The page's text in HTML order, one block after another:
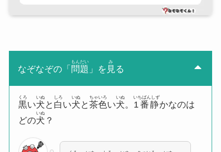
なぞなぞの「 問題
もんだい
」を 見
み
る
黒
くろ
い犬
いぬ
と 白
しろ
い犬
いぬ
と 茶色
ちゃいろ
い犬
いぬ
。 1番静
いちばんしず
かなのは
どの犬
いぬ
？